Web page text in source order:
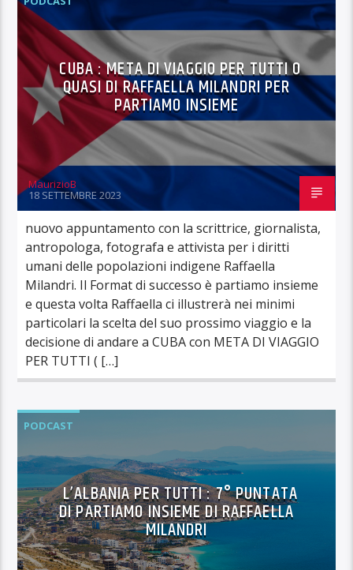
CUBA : META DI VIAGGIO PER TUTTI O
QUASI DI RAFFAELLA MILANDRI PER
PARTIAMO INSIEME
MaurizioB
18 SETTEMBRE 2023
nuovo appuntamento con la scrittrice, giornalista,
antropologa, fotografa e attivista per i diritti
umani delle popolazioni indigene Raffaella
Milandri. Il Format di successo è partiamo insieme
e questa volta Raffaella ci illustrerà nei minimi
particolari la scelta del suo prossimo viaggio e la
decisione di andare a CUBA con META DI VIAGGIO
PER TUTTI ( […]
PODCAST
L’ALBANIA PER TUTTI : 7° PUNTATA
DI PARTIAMO INSIEME DI RAFFAELLA
MILANDRI